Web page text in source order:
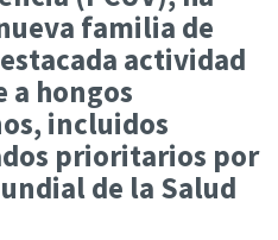
familia de
actividad
hongos
incluidos
prioritarios por
de la Salud